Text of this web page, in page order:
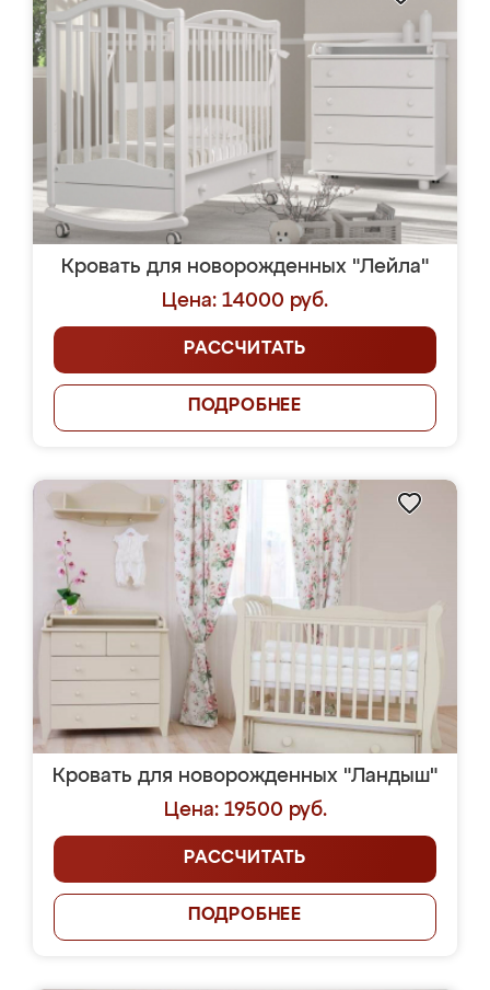
Кровать для новорожденных "Лейла"
Цена: 14000 руб.
РАССЧИТАТЬ
ПОДРОБНЕЕ
Кровать для новорожденных "Ландыш"
Цена: 19500 руб.
РАССЧИТАТЬ
ПОДРОБНЕЕ